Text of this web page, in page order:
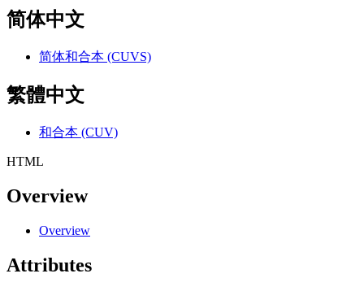
简体中文
简体和合本 (CUVS)
繁體中文
和合本 (CUV)
HTML
Overview
Overview
Attributes